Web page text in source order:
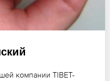
компании TIBET-